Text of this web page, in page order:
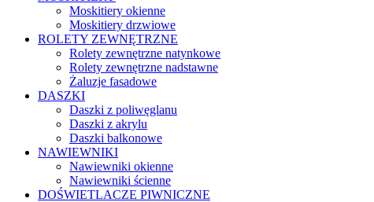
Moskitiery okienne
Moskitiery drzwiowe
ROLETY ZEWNĘTRZNE
Rolety zewnętrzne natynkowe
Rolety zewnętrzne nadstawne
Żaluzje fasadowe
DASZKI
Daszki z poliwęglanu
Daszki z akrylu
Daszki balkonowe
NAWIEWNIKI
Nawiewniki okienne
Nawiewniki ścienne
DOŚWIETLACZE PIWNICZNE